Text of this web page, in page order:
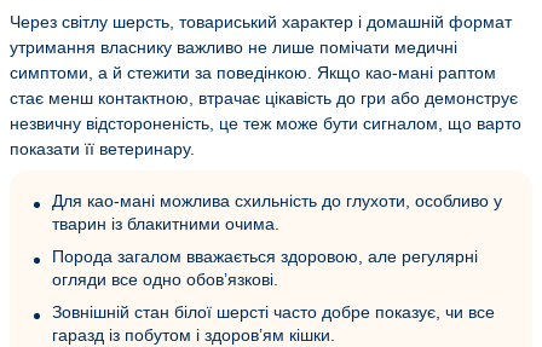
Через світлу шерсть, товариський характер і домашній формат
утримання власнику важливо не лише помічати медичні
симптоми, а й стежити за поведінкою. Якщо као-мані раптом
стає менш контактною, втрачає цікавість до гри або демонструє
незвичну відстороненість, це теж може бути сигналом, що варто
показати її ветеринару.
Для као-мані можлива схильність до глухоти, особливо у
тварин із блакитними очима.
Порода загалом вважається здоровою, але регулярні
огляди все одно обов’язкові.
Зовнішній стан білої шерсті часто добре показує, чи все
гаразд із побутом і здоров’ям кішки.